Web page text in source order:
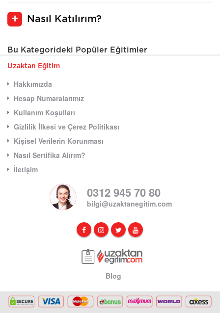
Nasıl Katılırım?
Bu Kategorideki Popüler Eğitimler
Uzaktan Eğitim
Hakkımızda
Hesap Numaralarımız
Kullanım Koşulları
Gizlilik İlkesi ve Çerez Politikası
Kişisel Verilerin Korunması
Nasıl Sertifika Alırım?
İletişim
0312 945 70 80
bilgi@uzaktanegitim.com
Blog